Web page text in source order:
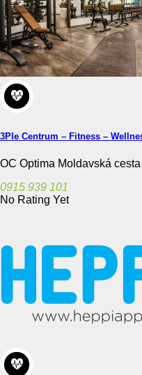
3Ple Centrum – Fitness –
OC Optima Moldavská
0915 939 101
No Rating Yet